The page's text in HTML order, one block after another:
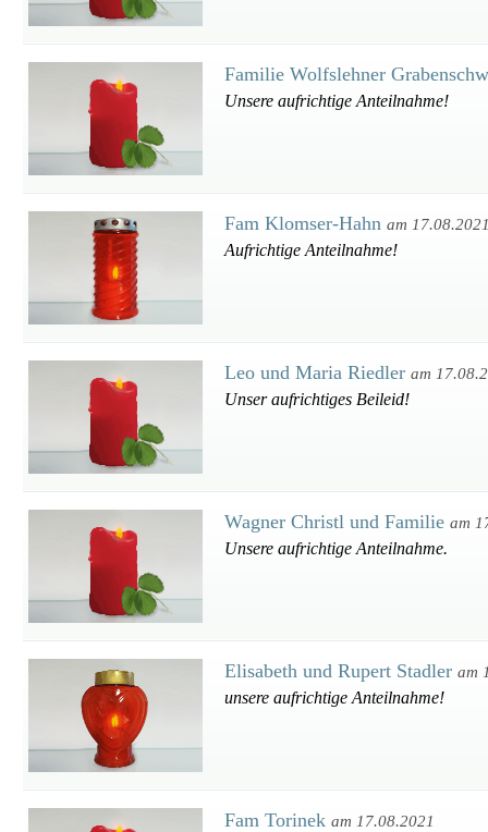
Familie Wolfslehner
Unsere aufrichtige Anteilnahme!
Fam Klomser-Hahn am
Aufrichtige Anteilnahme!
Leo und Maria Riedler am
Unser aufrichtiges Beileid!
Wagner Christl und Familie am
Unsere aufrichtige Anteilnahme.
Elisabeth und Rupert Stadler am
unsere aufrichtige Anteilnahme!
Fam Torinek am 17.08.2021